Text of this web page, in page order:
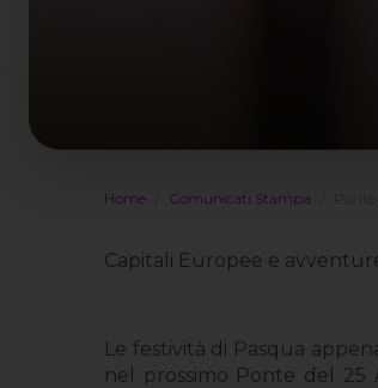
Home Comunicati Stampa
Capitali Europee e
Le festività di Pasqua
nel prossimo Ponte del